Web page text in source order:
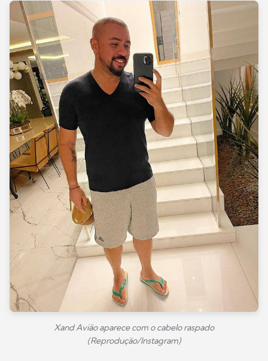
Xand Avião aparece com o cabelo raspado
(Reprodução/Instagram)